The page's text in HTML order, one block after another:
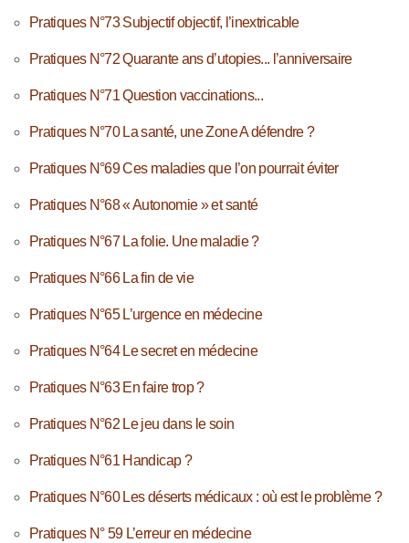
Pratiques N°73 Subjectif objectif, l’inextricable
Pratiques N°72 Quarante ans d’utopies... l’anniversaire
Pratiques N°71 Question vaccinations...
Pratiques N°70 La santé, une Zone A défendre ?
Pratiques N°69 Ces maladies que l’on pourrait éviter
Pratiques N°68 « Autonomie » et santé
Pratiques N°67 La folie. Une maladie ?
Pratiques N°66 La fin de vie
Pratiques N°65 L’urgence en médecine
Pratiques N°64 Le secret en médecine
Pratiques N°63 En faire trop ?
Pratiques N°62 Le jeu dans le soin
Pratiques N°61 Handicap ?
Pratiques N°60 Les déserts médicaux : où est le problème ?
Pratiques N° 59 L’erreur en médecine